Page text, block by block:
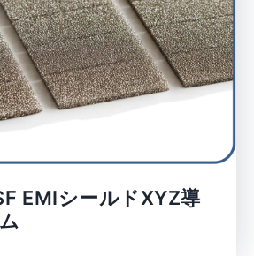
EMIシールドXYZ導